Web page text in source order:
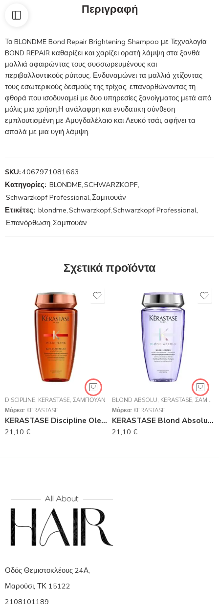
Περιγραφή
Το BLONDME Bond Repair Brightening Shampoo με Τεχνολογία
BOND REPAIR καθαρίζει και χαρίζει ορατή λάμψη στα ξανθά
μαλλιά αφαιρώντας τους συσσωρευμένους και
περιβαλλοντικούς ρύπους. Ενδυναμώνει τα μαλλιά χτίζοντας
τους εσωτερικούς δεσμούς της τρίχας, επανορθώνοντας τη
φθορά που ισοδυναμεί με δυο υπηρεσίες ξανοίγματος μετά από
μόλις μια χρήση.Η ανάλαφρη και ενυδατικη σύνθεση
εμπλουτισμένη με Αμυγδαλέλαιο και Λευκό τσάι, αφήνει τα
απαλά με μια υγιή λάμψη.
SKU:4067971081663
Κατηγορίες: BLONDME,SCHWARZKOPF,
Schwarzkopf Professional,Σαμπουάν
Ετικέτες: blondme,Schwarzkopf,Schwarzkopf Professional,
Επανόρθωση,Σαμπουάν
Σχετικά προϊόντα
DISCIPLINE, KERASTASE, ΣΑΜΠΟΥΆΝ
Μάρκα: KERASTASE
KERASTASE Discipline Oleo Relax Bain Discipline Oleo-Relax Σαμπουάν Για Ατίθασα Μαλλιά 250ml
21,10 €
BLOND ABSOLU, KERASTASE, ΣΑΜΠΟΥΆΝ
Μάρκα: KERASTASE
KERASTASE Blond Absolu Bain Lumiere Ενυδατικό Σαμπουάν Για Ξανθά Μαλλιά 250ml
21,10 €
Οδός Θεμιστοκλέους 24Α,
Μαρούσι, ΤΚ 15122
2108101189